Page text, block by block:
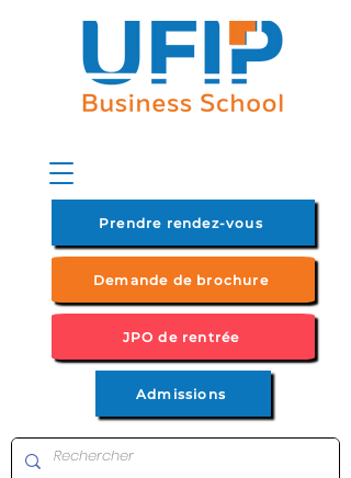
Prendre rendez-vous
Demande de brochure
JPO de rentrée
Admissions